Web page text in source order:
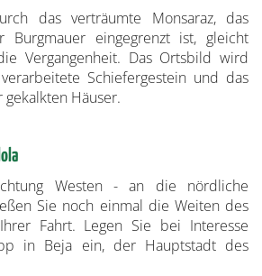
das verträumte Monsaraz, das
Burgmauer eingegrenzt ist, gleicht
Vergangenheit. Das Ortsbild wird
Schiefergestein und das
Häuser.
Westen - an die nördliche
Sie noch einmal die Weiten des
Fahrt. Legen Sie bei Interesse
in Beja ein, der Hauptstadt des